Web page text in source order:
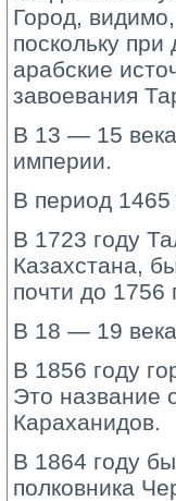
Город,
поскольку
арабские
завоевания
В 13 — 15
империи.
В период 1465
В 1723 году
Казахстана,
почти до 1756
В 18 — 19
В 1856 году
Это название
Караханидов.
В 1864 году
полковника